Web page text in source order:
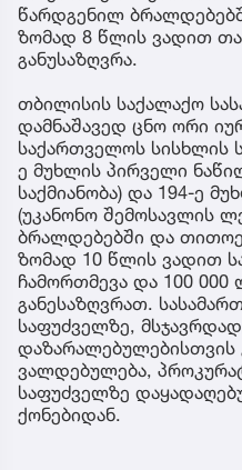
წარდგენილ
ზომად 8 წლის ვადით
განუსაზღვრა.
თბილისის საქალაქო
დამნაშავედ ცნო ორი
საქართველოს სისხლის
ე მუხლის პირველი
საქმიანობა) და 194-ე
(უკანონო შემოსავლის
ბრალდებებში და
ზომად 10 წლის ვადით
ჩამორთმევა და 100 000
განესაზღვრათ.
საფუძველზე,
დაზარალებულებისთვის
ვალდებულება,
საფუძველზე
ქონებიდან.